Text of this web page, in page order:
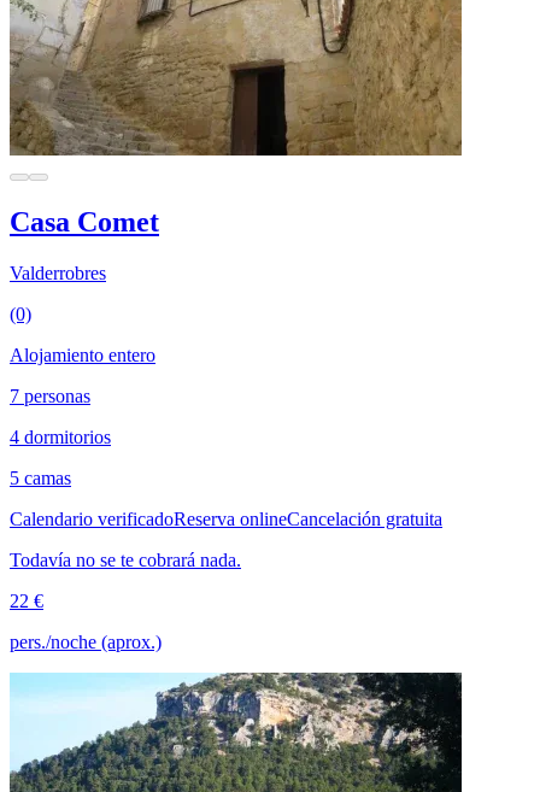
Casa Comet
Valderrobres
(0)
Alojamiento entero
7 personas
4 dormitorios
5 camas
Calendario verificadoReserva onlineCancelación gratuita
Todavía no se te cobrará nada.
22 €
pers./noche (aprox.)